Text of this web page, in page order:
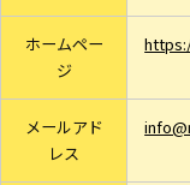
ホームペー
ジ
メールアド
レス